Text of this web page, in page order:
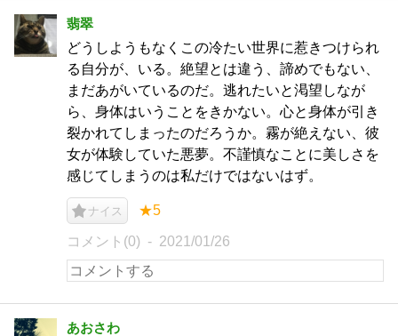
翡翠
どうしようもなくこの冷たい世界に惹きつけられ
る自分が、いる。絶望とは違う、諦めでもない、
まだあがいているのだ。逃れたいと渇望しなが
ら、身体はいうことをきかない。心と身体が引き
裂かれてしまったのだろうか。霧が絶えない、彼
女が体験していた悪夢。不謹慎なことに美しさを
感じてしまうのは私だけではないはず。
ナイス ★5
コメント(0) 2021/01/26
あおさわ